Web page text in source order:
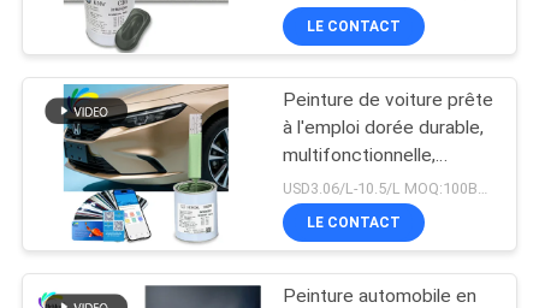
POLITIQUE
DE
CONFIDENTIALITÉ
Peinture argentée
métallique de
voiture
22
LE CONTACT
Peinture de voiture prête
à l'emploi dorée durable,
multifonctionnelle,
résistante à la
moisissure, anticorrosion
et résistante aux UV
LE CONTACT
Peinture automobile en